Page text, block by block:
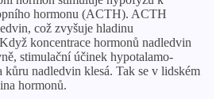
hormonu (ACTH). ACTH
což zvyšuje hladinu
koncentrace hormonů nadledvin
stimulační účinek hypotalamo-
kůru nadledvin klesá. Tak se v lidském
hormonů.